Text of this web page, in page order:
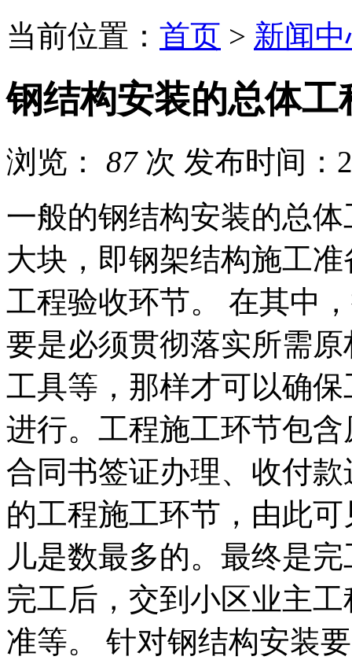
当前位置： 首页 > 新闻
钢结构安装的总体工
浏览： 87 次 发布时间：
一般的钢结构安装的总
大块，即钢架结构施工
工程验收环节。 在其中
要是必须贯彻落实所需
工具等，那样才可以确
进行。工程施工环节包
合同书签证办理、收付
的工程施工环节，由此
儿是数最多的。最终是
完工后，交到小区业主
准等。 针对钢结构安装